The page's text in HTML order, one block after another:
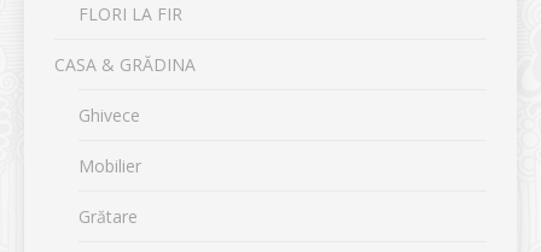
FLORI LA FIR
CASA & GRĂDINA
Ghivece
Mobilier
Grătare